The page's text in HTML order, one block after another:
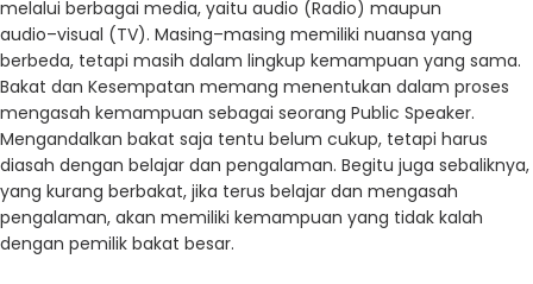
melalui berbagai media, yaitu audio (Radio) maupun
audio–visual (TV). Masing–masing memiliki nuansa yang
berbeda, tetapi masih dalam lingkup kemampuan yang sama.
Bakat dan Kesempatan memang menentukan dalam proses
mengasah kemampuan sebagai seorang Public Speaker.
Mengandalkan bakat saja tentu belum cukup, tetapi harus
diasah dengan belajar dan pengalaman. Begitu juga sebaliknya,
yang kurang berbakat, jika terus belajar dan mengasah
pengalaman, akan memiliki kemampuan yang tidak kalah
dengan pemilik bakat besar.